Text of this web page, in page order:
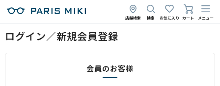
店舗検索 検索 お気に入り カート メニュー
ログイン／新規会員登録
会員のお客様